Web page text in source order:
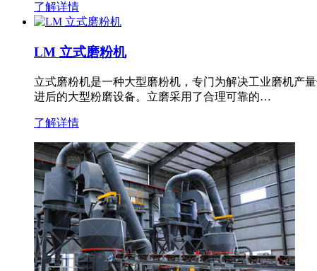
了解详情
LM 立式磨粉机
立式磨粉机是一种大型磨粉机，专门为解决工业磨机产
进后的大型粉磨设备。立磨采用了合理可靠的…
了解详情